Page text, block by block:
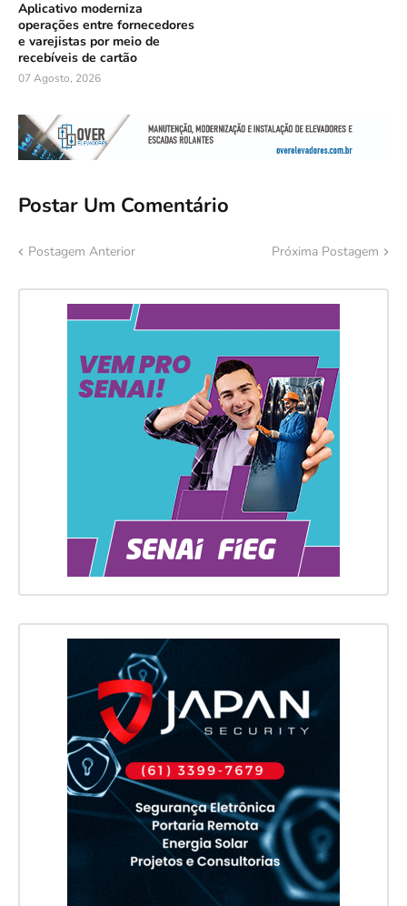
Aplicativo moderniza
operações entre fornecedores
e varejistas por meio de
recebíveis de cartão
07 Agosto, 2026
Postar Um Comentário
Postagem Anterior Próxima Postagem